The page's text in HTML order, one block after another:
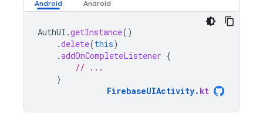
AuthUI .getInstance()
.delete(this)
.addOnCompleteListener {
// ...
}
FirebaseUIActivity. kt